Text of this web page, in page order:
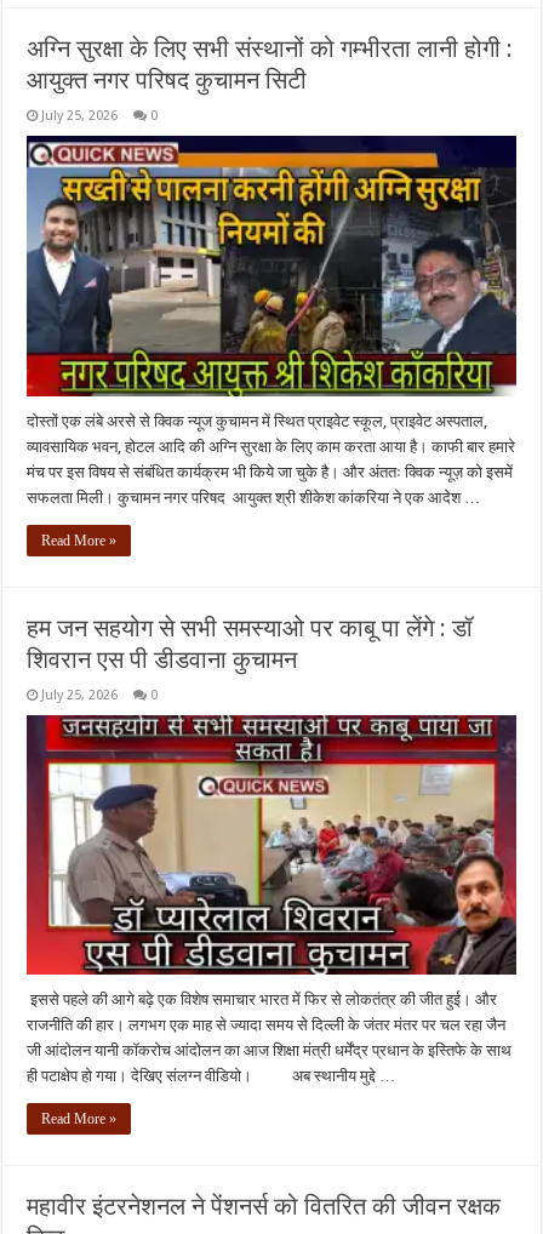
अग्नि सुरक्षा के लिए सभी संस्थानों को गम्भीरता लानी होगी :
आयुक्त नगर परिषद कुचामन सिटी
July 25, 2026 0
दोस्तों एक लंबे अरसे से क्विक न्यूज कुचामन में स्थित प्राइवेट स्कूल, प्राइवेट अस्पताल,
व्यावसायिक भवन, होटल आदि की अग्नि सुरक्षा के लिए काम करता आया है। काफी बार हमारे
मंच पर इस विषय से संबंधित कार्यक्रम भी किये जा चुके है। और अंततः क्विक न्यूज़ को इसमें
सफलता मिली। कुचामन नगर परिषद आयुक्त श्री शीकेश कांकरिया ने एक आदेश …
Read More »
हम जन सहयोग से सभी समस्याओ पर काबू पा लेंगे : डॉ
शिवरान एस पी डीडवाना कुचामन
July 25, 2026 0
इससे पहले की आगे बढ़े एक विशेष समाचार भारत में फिर से लोकतंत्र की जीत हुई। और
राजनीति की हार। लगभग एक माह से ज्यादा समय से दिल्ली के जंतर मंतर पर चल रहा जैन
जी आंदोलन यानी कॉकरोच आंदोलन का आज शिक्षा मंत्री धर्मेंद्र प्रधान के इस्तिफे के साथ
ही पटाक्षेप हो गया। देखिए संलग्न वीडियो। अब स्थानीय मुद्दे …
Read More »
महावीर इंटरनेशनल ने पेंशनर्स को वितरित की जीवन रक्षक